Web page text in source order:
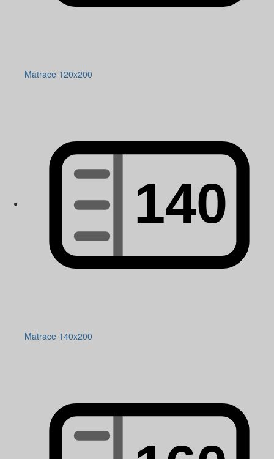
Matrace 120x200
Matrace 140x200